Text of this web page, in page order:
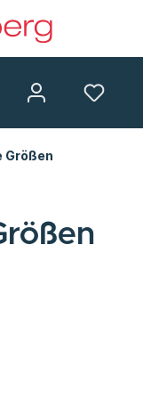
Größen